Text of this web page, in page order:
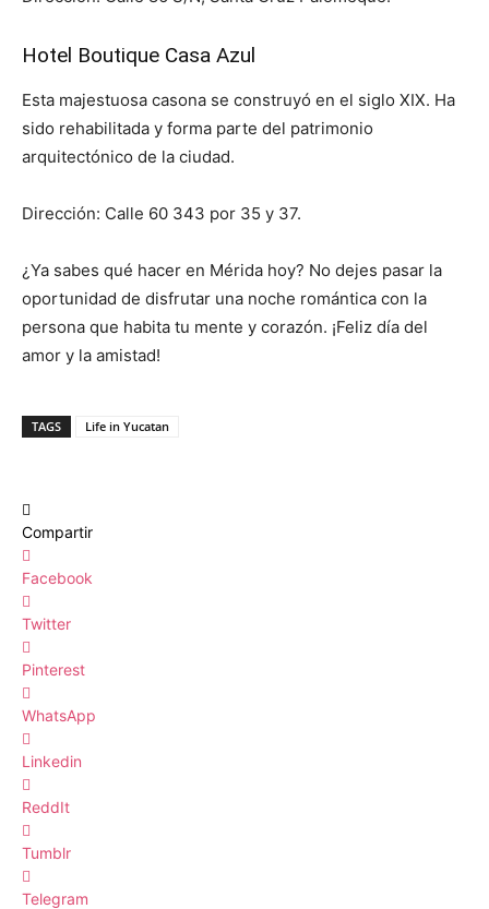
Hotel Boutique Casa Azul
Esta majestuosa casona se construyó en el siglo XIX. Ha
sido rehabilitada y forma parte del patrimonio
arquitectónico de la ciudad.
Dirección: Calle 60 343 por 35 y 37.
¿Ya sabes qué hacer en Mérida hoy? No dejes pasar la
oportunidad de disfrutar una noche romántica con la
persona que habita tu mente y corazón. ¡Feliz día del
amor y la amistad!
TAGS Life in Yucatan
Compartir
Facebook
Twitter
Pinterest
WhatsApp
Linkedin
ReddIt
Tumblr
Telegram